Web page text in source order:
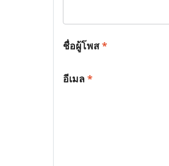
ชื่อผู้โพส*
อีเมล*